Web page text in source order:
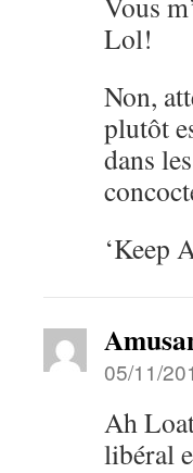
Lol!
Non,
plutôt
dans
‘Keep
05/11/
Ah
libéral